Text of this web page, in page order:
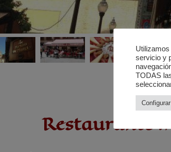
Restaurante
servicio y
TODAS